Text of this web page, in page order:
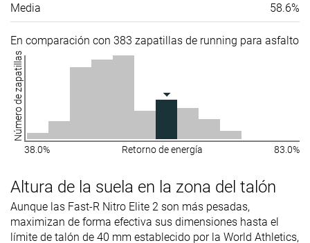
Media 58.6%
En comparación con 383 zapatillas de running para asfalto
Número de zapatillas
38.0% Retorno de energía 83.0%
Altura de la suela en la zona del talón
Aunque las Fast-R Nitro Elite 2 son más pesadas,
maximizan de forma efectiva sus dimensiones hasta el
límite de talón de 40 mm establecido por la World Athletics,